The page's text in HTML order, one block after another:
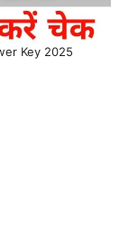
Key 2025